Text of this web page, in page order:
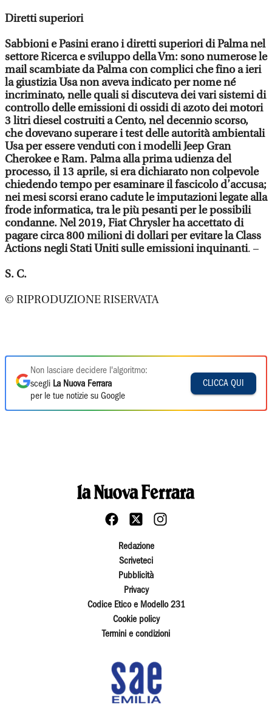
Diretti superiori
Sabbioni e Pasini erano i diretti superiori di Palma nel
settore Ricerca e sviluppo della Vm: sono numerose le
mail scambiate da Palma con complici che fino a ieri
la giustizia Usa non aveva indicato per nome né
incriminato, nelle quali si discuteva dei vari sistemi di
controllo delle emissioni di ossidi di azoto dei motori
3 litri diesel costruiti a Cento, nel decennio scorso,
che dovevano superare i test delle autorità ambientali
Usa per essere venduti con i modelli Jeep Gran
Cherokee e Ram. Palma alla prima udienza del
processo, il 13 aprile, si era dichiarato non colpevole
chiedendo tempo per esaminare il fascicolo d’accusa;
nei mesi scorsi erano cadute le imputazioni legate alla
frode informatica, tra le più pesanti per le possibili
condanne. Nel 2019, Fiat Chrysler ha accettato di
pagare circa 800 milioni di dollari per evitare la Class
Actions negli Stati Uniti sulle emissioni inquinanti. –
S. C.
© RIPRODUZIONE RISERVATA
Non lasciare decidere l'algoritmo:
scegli La Nuova Ferrara
per le tue notizie su Google
CLICCA QUI
Redazione
Scriveteci
Pubblicità
Privacy
Codice Etico e Modello 231
Cookie policy
Termini e condizioni